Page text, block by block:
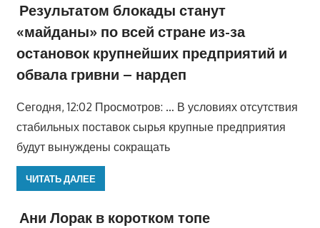
Результатом блокады станут
«майданы» по всей стране из-за
остановок крупнейших предприятий и
обвала гривни – нардеп
Сегодня, 12:02 Просмотров: … В условиях отсутствия
стабильных поставок сырья крупные предприятия
будут вынуждены сокращать
ЧИТАТЬ ДАЛЕЕ
Ани Лорак в коротком топе